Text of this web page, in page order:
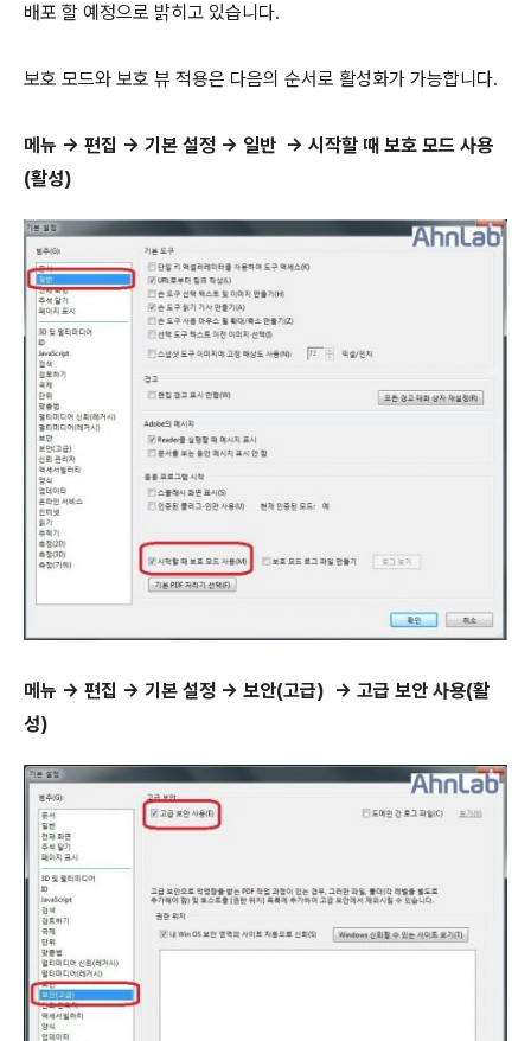
배포 할 예정으로 밝히고 있습니다.
보호 모드와 보호 뷰 적용은 다음의 순서로 활성화가 가능합니다.
메뉴 → 편집 → 기본 설정 → 일반 → 시작할 때 보호 모드 사용
(활성)
메뉴 → 편집 → 기본 설정 → 보안(고급) → 고급 보안 사용(활
성)